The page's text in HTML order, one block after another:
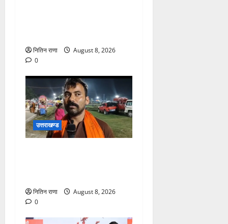
नितिन राणा
August 8, 2026
0
उत्तराखण्ड
नितिन राणा
August 8, 2026
0